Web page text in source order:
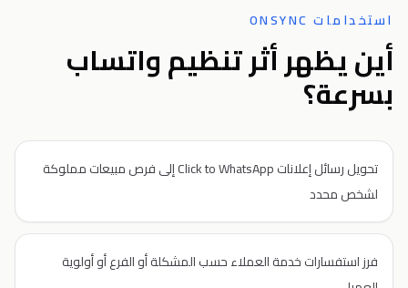
استخدامات ONSYNC
أين يظهر أثر تنظيم واتساب
بسرعة؟
تحويل رسائل إعلانات Click to WhatsApp إلى فرص مبيعات مملوكة
لشخص محدد
فرز استفسارات خدمة العملاء حسب المشكلة أو الفرع أو أولوية